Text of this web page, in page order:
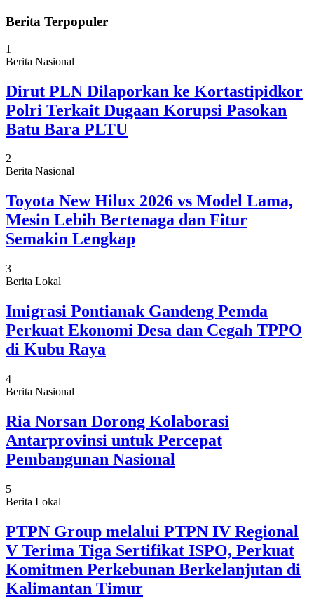
Berita Terpopuler
1
Berita Nasional
Dirut PLN Dilaporkan ke Kortastipidkor
Polri Terkait Dugaan Korupsi Pasokan
Batu Bara PLTU
2
Berita Nasional
Toyota New Hilux 2026 vs Model Lama,
Mesin Lebih Bertenaga dan Fitur
Semakin Lengkap
3
Berita Lokal
Imigrasi Pontianak Gandeng Pemda
Perkuat Ekonomi Desa dan Cegah TPPO
di Kubu Raya
4
Berita Nasional
Ria Norsan Dorong Kolaborasi
Antarprovinsi untuk Percepat
Pembangunan Nasional
5
Berita Lokal
PTPN Group melalui PTPN IV Regional
V Terima Tiga Sertifikat ISPO, Perkuat
Komitmen Perkebunan Berkelanjutan di
Kalimantan Timur